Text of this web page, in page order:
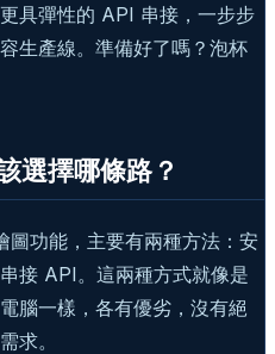
具彈性的 API 串接，一步步
生產線。準備好了嗎？泡杯
選擇哪條路？
功能，主要有兩種方法：安
接 API。這兩種方式就像是
腦一樣，各有優劣，沒有絕
求。